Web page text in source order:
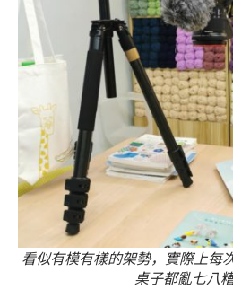
看似有模有樣的架勢，實際上每
桌子都亂七八